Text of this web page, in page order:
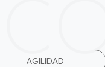
AGILIDAD